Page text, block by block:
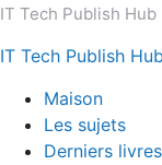
IT Tech Publish
IT Tech Publish Hub
Maison
Les sujets
Derniers